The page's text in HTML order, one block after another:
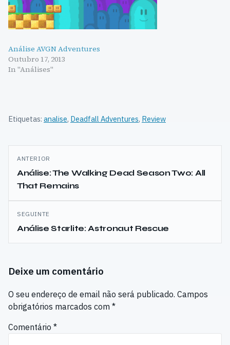
Análise AVGN Adventures
Outubro 17, 2013
In "Análises"
Etiquetas: analise, Deadfall Adventures, Review
Navegação
de
artigos
ANTERIOR
Análise: The Walking Dead Season Two: All
That Remains
SEGUINTE
Análise Starlite: Astronaut Rescue
Deixe um comentário
O seu endereço de email não será publicado. Campos
obrigatórios marcados com *
Comentário *